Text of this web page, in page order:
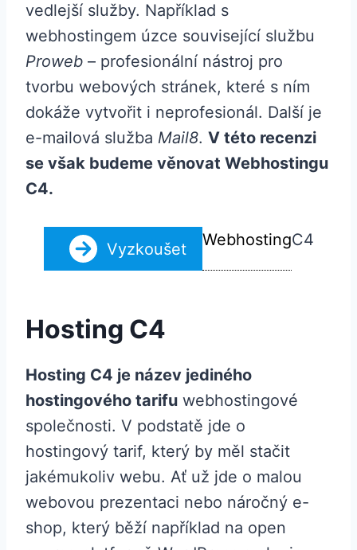
vedlejší služby. Například s
webhostingem úzce související službu
Proweb – profesionální nástroj pro
tvorbu webových stránek, které s ním
dokáže vytvořit i neprofesionál. Další je
e-mailová služba Mail8. V této recenzi
se však budeme věnovat Webhostingu
C4.
Vyzkoušet WebhostingC4
Hosting C4
Hosting C4 je název jediného
hostingového tarifu webhostingové
společnosti. V podstatě jde o
hostingový tarif, který by měl stačit
jakémukoliv webu. Ať už jde o malou
webovou prezentaci nebo náročný e-
shop, který běží například na open